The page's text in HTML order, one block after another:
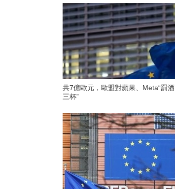
共7億歐元，歐盟對蘋果、Meta“罰酒
三杯”